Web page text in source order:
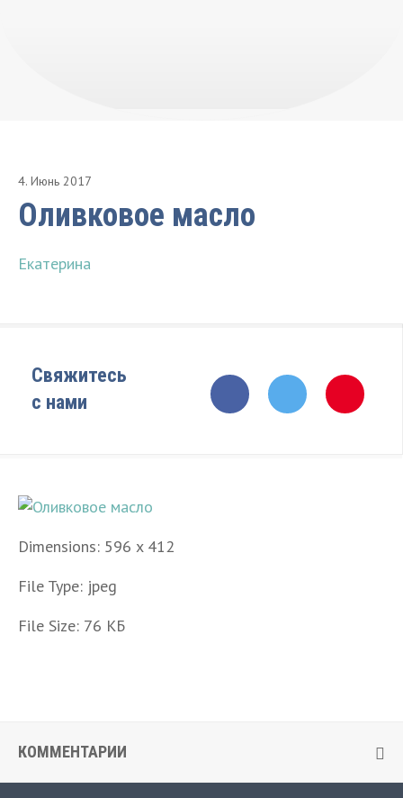
4. Июнь 2017
Оливковое масло
Екатерина
Свяжитесь
с нами
Dimensions: 596 x 412
File Type: jpeg
File Size: 76 КБ
КОММЕНТАРИИ